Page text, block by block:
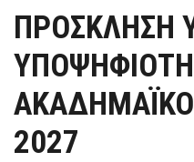
ΠΡΟΣΚΛΗΣΗ
2027